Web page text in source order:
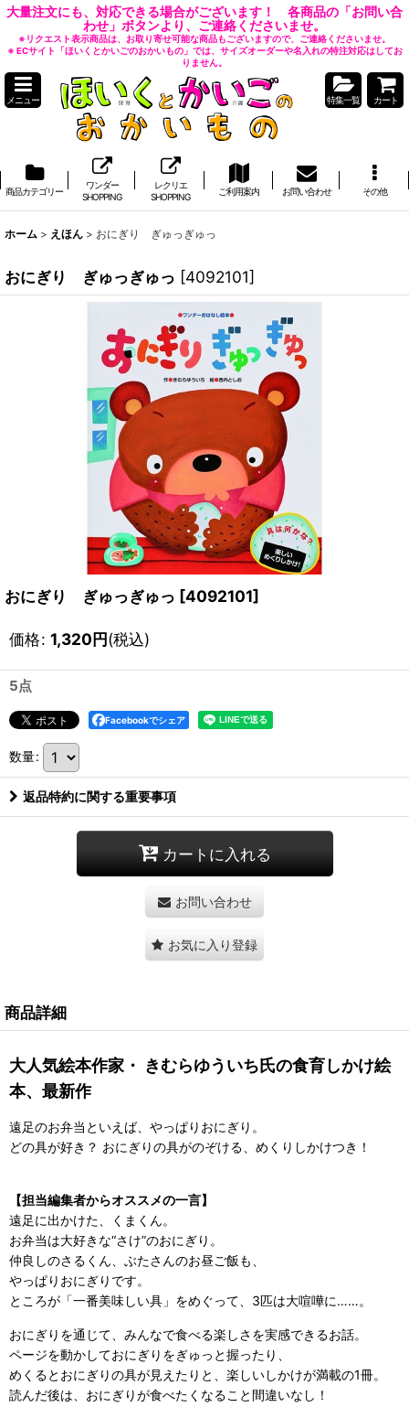
大量注文にも、対応できる場合がございます！ 各商品の「お問い合
わせ」ボタンより、ご連絡くださいませ。
※リクエスト表示商品は、お取り寄せ可能な商品もございますので、ご連絡くださいませ。
※ ECサイト「ほいくとかいごのおかいもの」では、サイズオーダーや名入れの特注対応はしてお
りません。
メニュー 特集一覧 カート
商品カテゴリー
ワンダー
SHOPPING
レクリエ
SHOPPING
ご利用案内 お問い合わせ その他
ホーム > えほん > おにぎり ぎゅっぎゅっ
おにぎり ぎゅっぎゅっ [4092101]
おにぎり ぎゅっぎゅっ [4092101]
価格: 1,320円(税込)
5点
Facebookでシェア
数量:
返品特約に関する重要事項
カートに入れる
お問い合わせ
お気に入り登録
商品詳細
大人気絵本作家・ きむらゆういち氏の食育しかけ絵
本、最新作
遠足のお弁当といえば、やっぱりおにぎり。
どの具が好き？ おにぎりの具がのぞける、めくりしかけつき！
【担当編集者からオススメの一言】
遠足に出かけた、くまくん。
お弁当は大好きな“さけ”のおにぎり。
仲良しのさるくん、ぶたさんのお昼ご飯も、
やっぱりおにぎりです。
ところが「一番美味しい具」をめぐって、3匹は大喧嘩に……。
おにぎりを通じて、みんなで食べる楽しさを実感できるお話。
ページを動かしておにぎりをぎゅっと握ったり、
めくるとおにぎりの具が見えたりと、楽しいしかけが満載の1冊。
読んだ後は、おにぎりが食べたくなること間違いなし！